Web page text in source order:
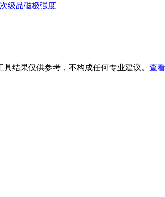
次级品磁极强度
结果仅供参考，不构成任何专业建议。 查